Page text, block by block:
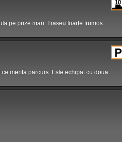
pe prize mari. Traseu foarte frumos..
merita parcurs. Este echipat cu doua..